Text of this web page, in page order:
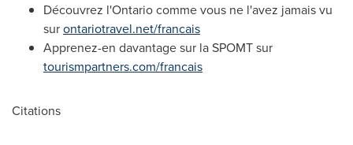
Découvrez l'Ontariocomme vous ne l'avez jamais vu
surontariotravel.net/francais
Apprenez-en davantage sur la SPOMT sur
tourismpartners.com/francais
Citations